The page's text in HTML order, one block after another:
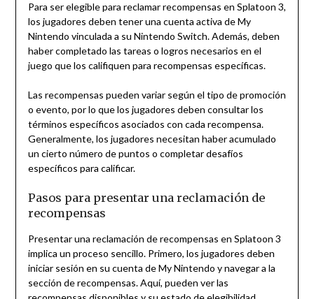
Para ser elegible para reclamar recompensas en Splatoon 3,
los jugadores deben tener una cuenta activa de My
Nintendo vinculada a su Nintendo Switch. Además, deben
haber completado las tareas o logros necesarios en el
juego que los califiquen para recompensas específicas.
Las recompensas pueden variar según el tipo de promoción
o evento, por lo que los jugadores deben consultar los
términos específicos asociados con cada recompensa.
Generalmente, los jugadores necesitan haber acumulado
un cierto número de puntos o completar desafíos
específicos para calificar.
Pasos para presentar una reclamación de
recompensas
Presentar una reclamación de recompensas en Splatoon 3
implica un proceso sencillo. Primero, los jugadores deben
iniciar sesión en su cuenta de My Nintendo y navegar a la
sección de recompensas. Aquí, pueden ver las